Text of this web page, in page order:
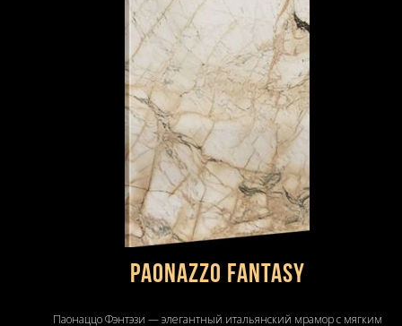
Paonazzo Fantasy
Паонаццо Фэнтэзи — элегантный итальянский мрамор с мягким